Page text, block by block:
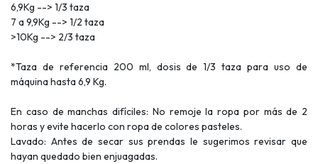
6,9Kg --> 1/3 taza
7 a 9,9Kg --> 1/2 taza
>10Kg --> 2/3 taza
*Taza de referencia 200 ml, dosis de 1/3 taza para uso de
máquina hasta 6,9 Kg.
En caso de manchas difíciles: No remoje la ropa por más de 2
horas y evite hacerlo con ropa de colores pasteles.
Lavado: Antes de secar sus prendas le sugerimos revisar que
hayan quedado bien enjuagadas.